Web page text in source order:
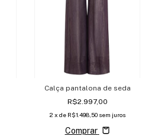
Calça pantalona de seda
R$2.997,00
2 x de R$1.498,50 sem juros
Comprar